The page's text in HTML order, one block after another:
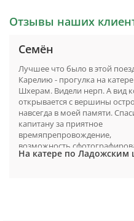
Отзывы наших
Семëн
Лучшее что было в этой
Карелию - прогулка на
Шхерам. Видели нерп. А вид
открывается с вершины
навсегда в моей памяти.
капитану за приятное
времяпрепровождение,
возможность
везде) и организато..
На катере по Ладожским